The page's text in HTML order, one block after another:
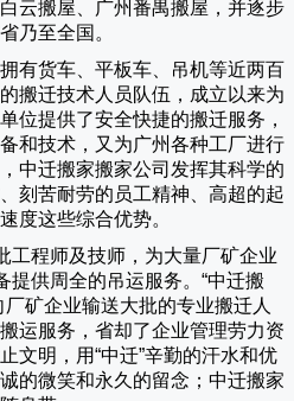
云搬屋、广州番禺搬屋，并逐步
乃至全国。
有货车、平板车、吊机等近两百
搬迁技术人员队伍，成立以来为
位提供了安全快捷的搬迁服务，
和技术，又为广州各种工厂进行
中迁搬家搬家公司发挥其科学的
刻苦耐劳的员工精神、高超的起
度这些综合优势。
工程师及技师，为大量厂矿企业
提供周全的吊运服务。“中迁搬
矿企业输送大批的专业搬迁人
运服务，省却了企业管理劳力资
文明，用“中迁”辛勤的汗水和优
的微笑和永久的留念； 中迁搬家